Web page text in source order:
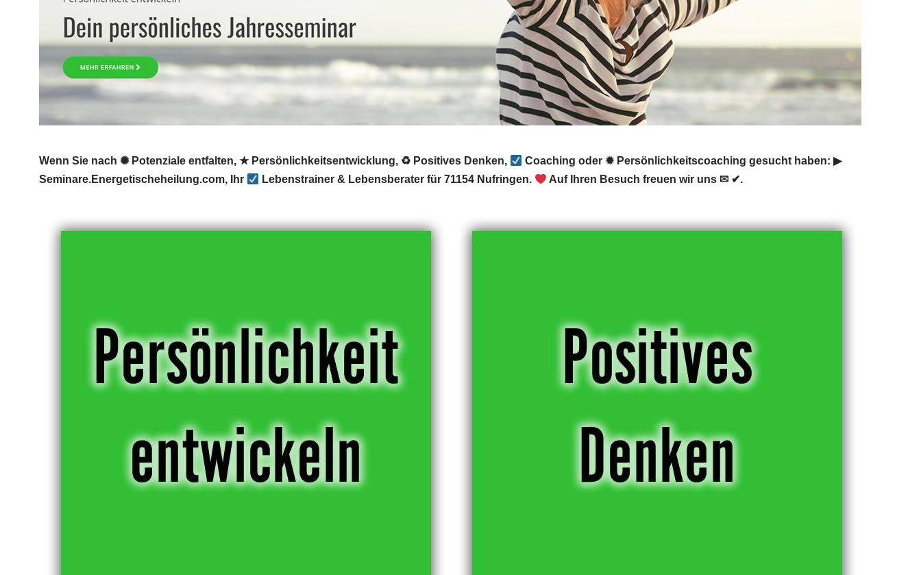
Wenn Sie nach ✺ Potenziale entfalten, ★ Persönlichkeitsentwicklung, ♻ Positives Denken,
Coaching oder ✹ Persönlichkeitscoaching gesucht haben: ▶︎
Seminare.Energetischeheilung.com, Ihr
Lebenstrainer & Lebensberater für 71154 Nufringen. Auf Ihren Besuch freuen wir uns ✉ ✔.